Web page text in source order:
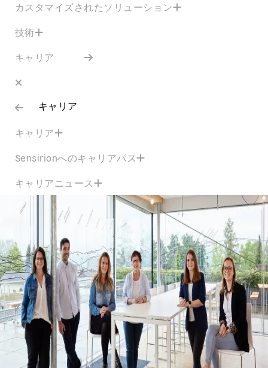
カスタマイズされたソリューション
技術
キャリア
キャリア
キャリア
Sensirionへのキャリアパス
キャリアニュース